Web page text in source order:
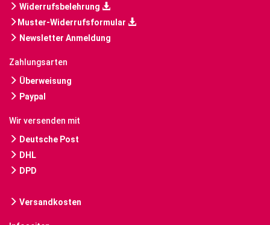
Widerrufsbelehrung
Muster-Widerrufsformular
Newsletter Anmeldung
Zahlungsarten
Überweisung
Paypal
Wir versenden mit
Deutsche Post
DHL
DPD
Versandkosten